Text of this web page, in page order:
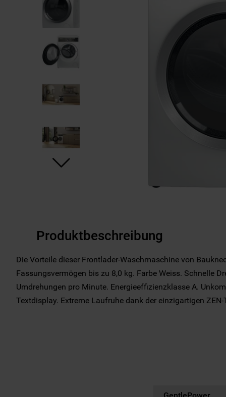
Produktbeschreibung
Die Vorteile dieser Frontlader-Waschmaschine von
Fassungsvermögen bis zu 8,0 kg. Farbe Weiss. Schnelle
Umdrehungen pro Minute. Energieeffizienzklasse A.
Textdisplay. Extreme Laufruhe dank der einzigartigen